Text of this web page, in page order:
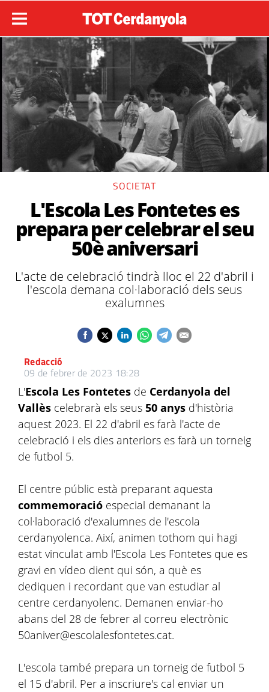
SOCIETAT
L'Escola Les Fontetes es
prepara per celebrar el seu
50è aniversari
L'acte de celebració tindrà lloc el 22 d'abril i
l'escola demana col·laboració dels seus
exalumnes
Redacció
09 de febrer de 2023 18:28
L'Escola Les Fontetes de Cerdanyola del
Vallès celebrarà els seus 50 anys d'història
aquest 2023. El 22 d'abril es farà l'acte de
celebració i els dies anteriors es farà un torneig
de futbol 5.
El centre públic està preparant aquesta
commemoració especial demanant la
col·laboració d'exalumnes de l'escola
cerdanyolenca. Així, animen tothom qui hagi
estat vinculat amb l'Escola Les Fontetes que es
gravi en vídeo dient qui són, a què es
dediquen i recordant que van estudiar al
centre cerdanyolenc. Demanen enviar-ho
abans del 28 de febrer al correu electrònic
50aniver@escolalesfontetes.cat.
L'escola també prepara un torneig de futbol 5
el 15 d'abril. Per a inscriure's cal enviar un